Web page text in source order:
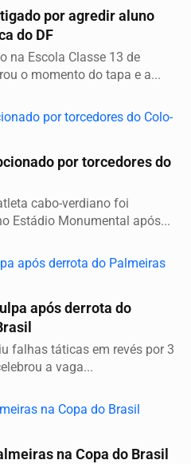
por agredir aluno
do DF
na Escola Classe 13 de
o momento do tapa e a...
por torcedores do
cabo-verdiano foi
Estádio Monumental após...
após derrota do
falhas táticas em revés por 3
a vaga...
na Copa do Brasil